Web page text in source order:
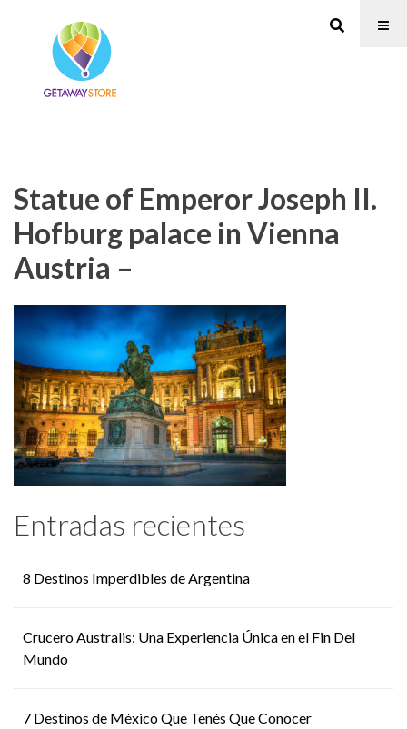
Statue of Emperor Joseph II.
Hofburg palace in Vienna
Austria –
Entradas recientes
8 Destinos Imperdibles de Argentina
Crucero Australis: Una Experiencia Única en el Fin Del
Mundo
7 Destinos de México Que Tenés Que Conocer